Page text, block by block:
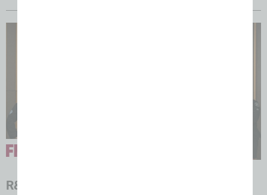
R&S: Zertifizierte Speckexperten